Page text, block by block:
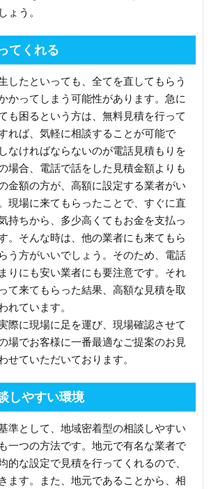
ょう。
てくれる
したといっても、全てを直してもらう
かってしまう可能性があります。急に
も困るという方は、無料見積を行って
れば、気軽に相談することが可能で
なければならないのが電話見積もりを
場合、電話で話をした見積金額よりも
金額の方が、高額に設定する業者がい
現場に来てもらったことで、すぐに直
持ちから、多少高くてもお金を支払っ
。そんな時は、他の業者にも来てもら
う方がいいでしょう。そのため、電話
りにも安い業者にも要注意です。それ
て来てもらった結果、高額な見積を取
れています。
際に現場に足を運び、現場確認させて
場でお客様に一番最適なご提案のお見
せていただいております。
しやすい環境
準として、地域密着型の相談しやすい
一つの方法です。地元で有名な業者で
的な設定で見積を行ってくれるので、
ます。また、地元であることから、相